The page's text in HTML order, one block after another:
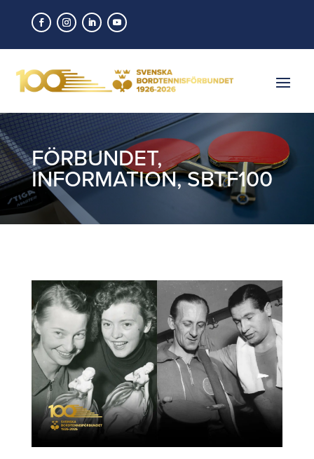
FÖRBUNDET,
INFORMATION,SBTF100